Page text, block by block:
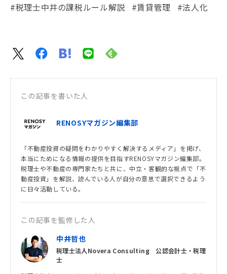
#税理士中井の課税ルール解説
#賃貸管理 #法人化
この記事を書いた人
RENOSYマガジン編集部
「不動産投資の疑問をわかりやすく解決するメディア」を掲げ、
本当にためになる情報の提供を目指すRENOSYマガジン編集部。
税理士や不動産の専門家たちと共に、中立・客観的な視点で「不
動産投資」を解説、読んでいる人が自分の意思で選択できるよう
に日々活動している。
この記事を監修した人
中井哲也
税理士法人Novera Consulting 公認会計士・税理
士